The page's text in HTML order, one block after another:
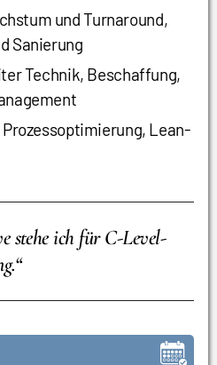
und Turnaround,
Sanierung
Technik, Beschaffung,
Lean-
stehe ich für C-Level-